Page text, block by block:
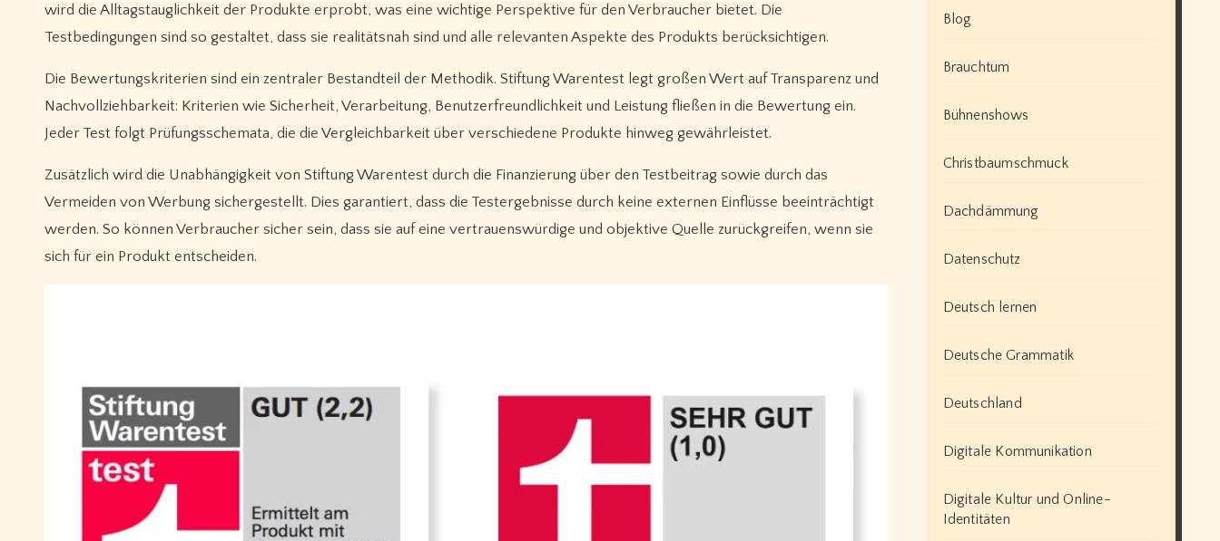
wird die Alltagstauglichkeit der Produkte erprobt, was eine wichtige Perspektive für den Verbraucher bietet. Die
Testbedingungen sind so gestaltet, dass sie realitätsnah sind und alle relevanten Aspekte des Produkts berücksichtigen.
Die Bewertungskriterien sind ein zentraler Bestandteil der Methodik. Stiftung Warentest legt großen Wert auf Transparenz und
Nachvollziehbarkeit: Kriterien wie Sicherheit, Verarbeitung, Benutzerfreundlichkeit und Leistung fließen in die Bewertung ein.
Jeder Test folgt Prüfungsschemata, die die Vergleichbarkeit über verschiedene Produkte hinweg gewährleistet.
Zusätzlich wird die Unabhängigkeit von Stiftung Warentest durch die Finanzierung über den Testbeitrag sowie durch das
Vermeiden von Werbung sichergestellt. Dies garantiert, dass die Testergebnisse durch keine externen Einflüsse beeinträchtigt
werden. So können Verbraucher sicher sein, dass sie auf eine vertrauenswürdige und objektive Quelle zurückgreifen, wenn sie
sich für ein Produkt entscheiden.
Blog
Brauchtum
Bühnenshows
Christbaumschmuck
Dachdämmung
Datenschutz
Deutsch lernen
Deutsche Grammatik
Deutschland
Digitale Kommunikation
Digitale Kultur und Online-
Identitäten